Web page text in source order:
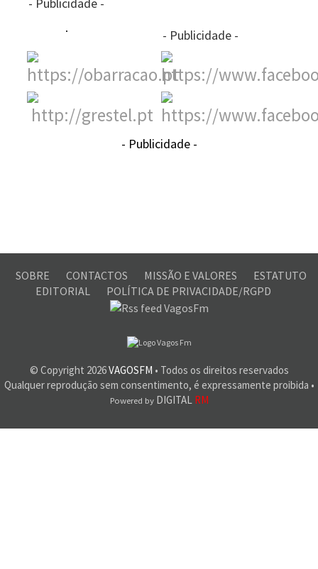
- Publicidade -
- Publicidade -
SOBRE CONTACTOS MISSÃO E VALORES
ESTATUTO
EDITORIAL
POLÍTICA DE PRIVACIDADE/RGPD
© Copyright 2026VAGOSFM • Todos os direitos reservados
Qualquer reprodução sem consentimento, é expressamente proibida •
Powered byDIGITAL RM